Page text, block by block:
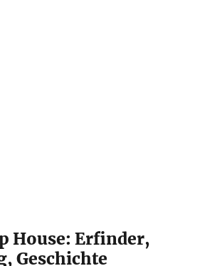
House: Erfinder,
Geschichte